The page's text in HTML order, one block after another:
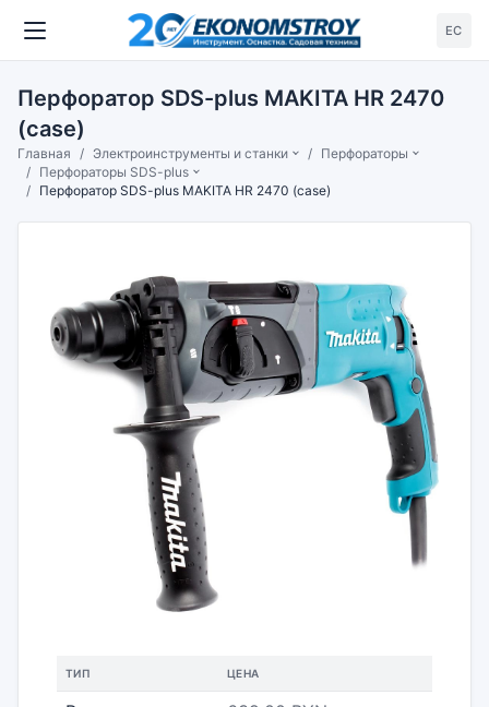
ЕС
Перфоратор SDS-plus MAKITA HR 2470
(case)
Главная Электроинструменты и станки
Перфораторы
Перфораторы SDS-plus
Перфоратор SDS-plus MAKITA HR 2470 (case)
ТИП ЦЕНА